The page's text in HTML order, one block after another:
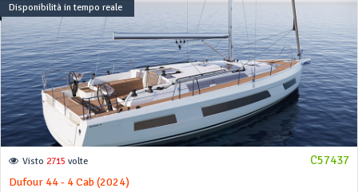
Disponibilità in tempo reale
C57437
Visto 2715 volte
Dufour 44 - 4 Cab (2024)